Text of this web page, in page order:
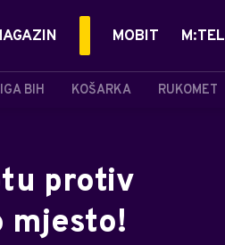
BIH KOŠARKA RUKOMET
MOBIT M:TEL
protiv
mjesto!